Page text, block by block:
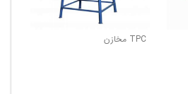
TPC مخازن